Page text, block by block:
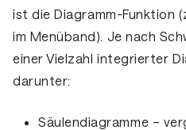
ist dieDiagramm-Funktion
im Menüband). Je nach
einer Vielzahl integrierter
darunter:
Säulendiagramme –